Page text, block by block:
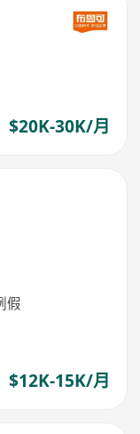
$20K-30K/月
假
$12K-15K/月